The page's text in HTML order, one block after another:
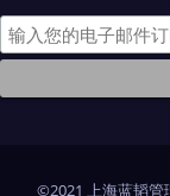
©2021 上海蓝韬管